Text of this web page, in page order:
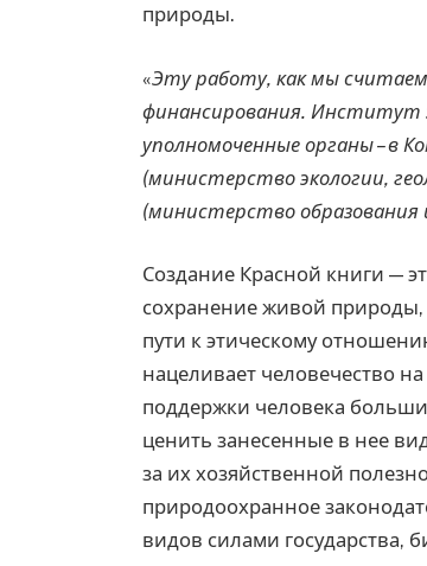
природы.
«Эту работу, как мы
финансирования. Институт
уполномоченные органы – в
(министерство экологии,
(министерство образования
Создание Красной книги —
сохранение живой
пути к этическому
нацеливает человечество
поддержки человека
ценить занесенные в нее
за их хозяйственной
природоохранное
видов силами государства,